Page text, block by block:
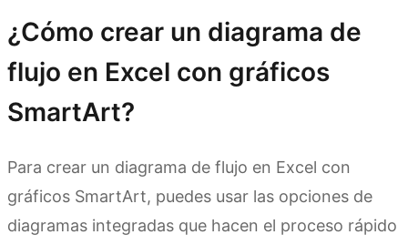
¿Cómo crear un diagrama de
flujo en Excel con gráficos
SmartArt?
Para crear un diagrama de flujo en Excel con
gráficos SmartArt, puedes usar las opciones de
diagramas integradas que hacen el proceso rápido